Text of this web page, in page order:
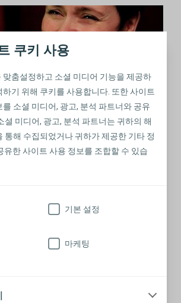
쿠키 사용
맞춤설정하고 소셜 미디어 기능을 제공하
하기 위해 쿠키를 사용합니다. 또한 사이트
소셜 미디어, 광고, 분석 파트너와 공유
셜 미디어, 광고, 분석 파트너는 귀하의 해
통해 수집되었거나 귀하가 제공한 기타 정
유한 사이트 사용 정보를 조합할 수 있습
기본 설정
마케팅
"